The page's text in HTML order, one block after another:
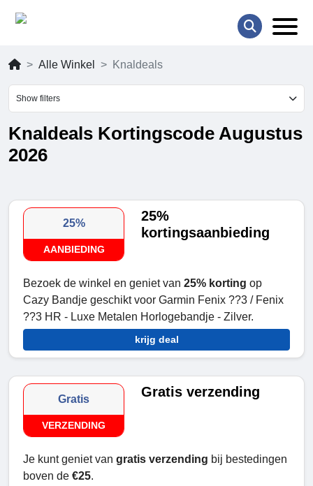
Alle Winkel Knaldeals
Show filters
Knaldeals Kortingscode Augustus
2026
25%
AANBIEDING
25%
kortingsaanbieding
Bezoek de winkel en geniet van 25% korting op
Cazy Bandje geschikt voor Garmin Fenix ??3 / Fenix
??3 HR - Luxe Metalen Horlogebandje - Zilver.
krijg deal
Gratis
VERZENDING
Gratis verzending
Je kunt geniet van gratis verzending bij bestedingen
boven de €25.